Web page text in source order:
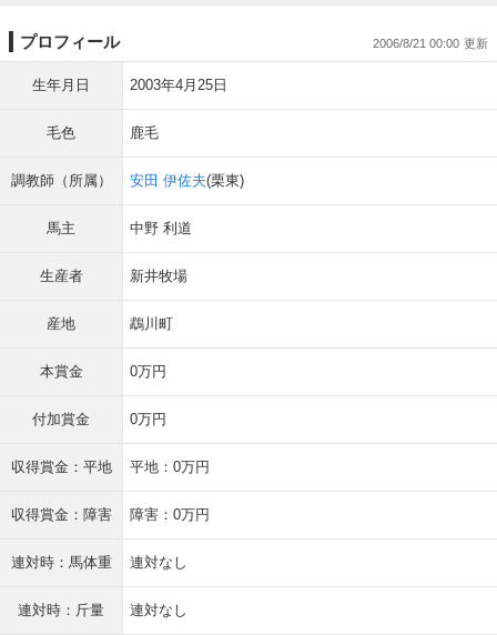
プロフィール 2006/8/21 00:00
生年月日 2003年4月25日
毛色 鹿毛
調教師（所属） 安田 伊佐夫(栗東)
馬主 中野 利道
生産者 新井牧場
産地 鵡川町
本賞金 0万円
付加賞金 0万円
収得賞金：平地 平地：0万円
収得賞金：障害 障害：0万円
連対時：馬体重 連対なし
連対時：斤量 連対なし